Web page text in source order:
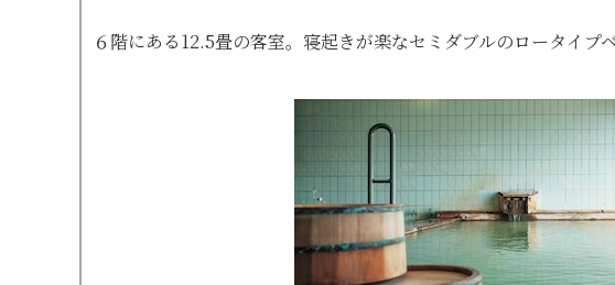
６階にある12.5畳の客室。寝起きが楽なセミダブルのロータイプ